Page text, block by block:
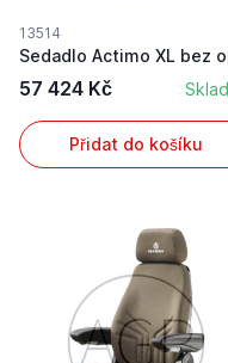
13514
57 424 Kč
Přidat do košíku